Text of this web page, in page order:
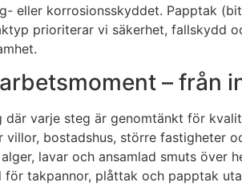
eller korrosionsskyddet. Papptak
prioriterar vi säkerhet, fallskydd
– från
varje steg är genomtänkt för
villor, bostadshus, större fastigheter
lavar och ansamlad smuts över
för takpannor, plåttak och papptak